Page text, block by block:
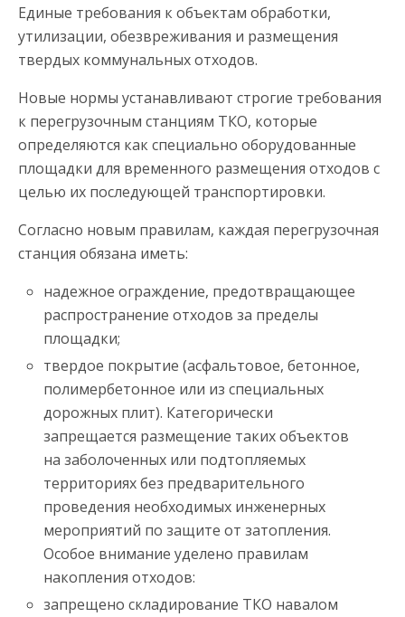
Единые требования к объектам обработки,
утилизации, обезвреживания и размещения
твердых коммунальных отходов.
Новые нормы устанавливают строгие требования
к перегрузочным станциям ТКО, которые
определяются как специально оборудованные
площадки для временного размещения отходов с
целью их последующей транспортировки.
Согласно новым правилам, каждая перегрузочная
станция обязана иметь:
надежное ограждение, предотвращающее
распространение отходов за пределы
площадки;
твердое покрытие (асфальтовое, бетонное,
полимербетонное или из специальных
дорожных плит). Категорически
запрещается размещение таких объектов
на заболоченных или подтопляемых
территориях без предварительного
проведения необходимых инженерных
мероприятий по защите от затопления.
Особое внимание уделено правилам
накопления отходов:
запрещено складирование ТКО навалом